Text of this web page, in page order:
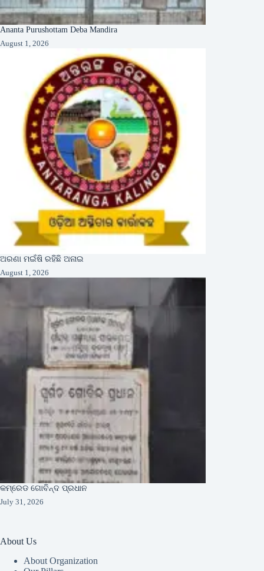
Ananta Purushottam Deba Mandira
August 1, 2026
ଅରଣା ମଇଁଷି ରହିଛି ଅନାଇ
August 1, 2026
କମ୍ରେଡ ଗୋବିନ୍ଦ ପ୍ରଧାନ
July 31, 2026
About Us
About Organization